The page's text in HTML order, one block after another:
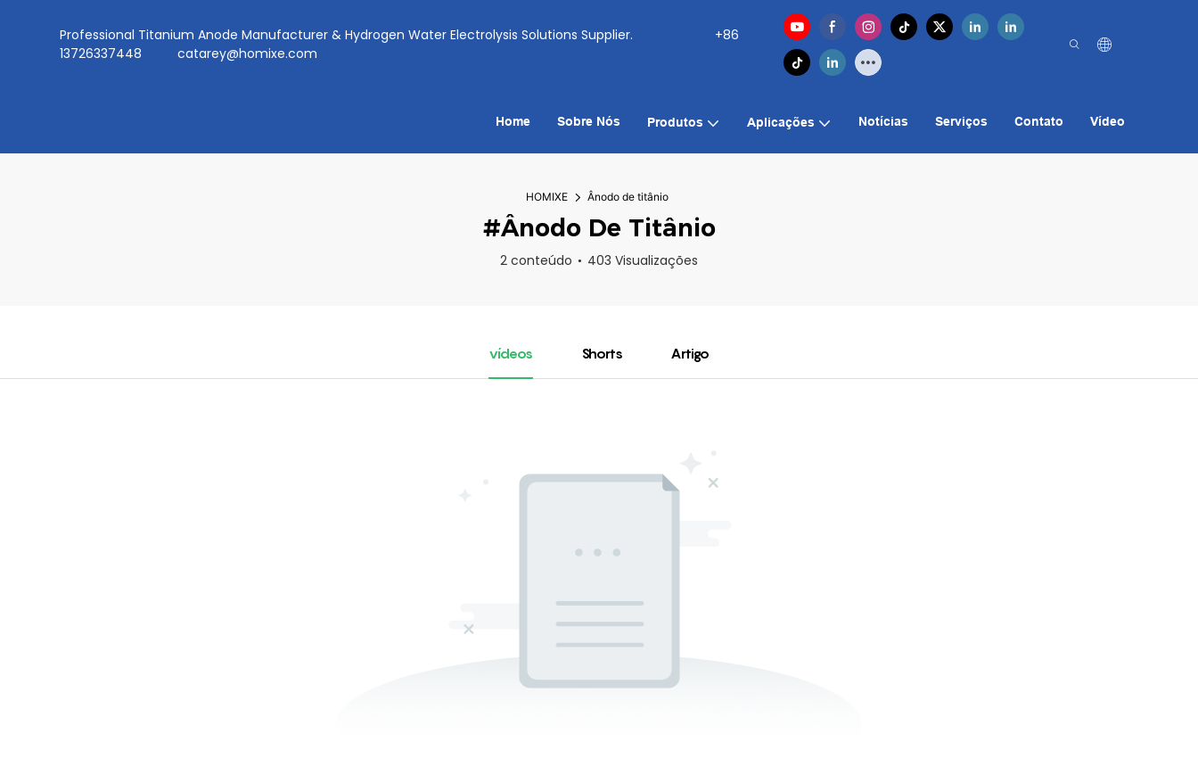
Professional Titanium Anode Manufacturer & Hydrogen Water Electrolysis Solutions Supplier.
+86
13726337448
catarey@homixe.com
Home Sobre Nós Produtos Aplicações Notícias Serviços Contato Vídeo
HOMIXE Ânodo de titânio
#Ânodo De Titânio
2 conteúdo 403 Visualizações
vídeos Shorts Artigo